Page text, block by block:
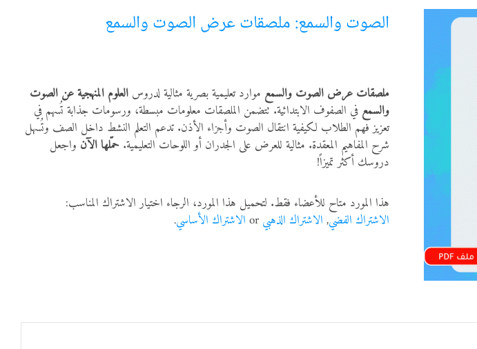
الصوت والسمع: ملصقات عرض الصوت والسمع
ملصقات عرض الصوت والسمع موارد تعليمية بصرية مثالية لدروس العلوم المنهجية عن الصوت
والسمع في الصفوف الابتدائية. تتضمن الملصقات معلومات مبسطة، ورسومات جذابة تُسهم في
تعزيز فهم الطلاب لكيفية انتقال الصوت وأجزاء الأذن. تدعم التعلم النشط داخل الصف وتُسهل
شرح المفاهيم المعقدة. مثالية للعرض على الجدران أو اللوحات التعليمية. حمّلها الآن واجعل
دروسك أكثر تميزاً!
هذا المورد متاح للأعضاء فقط. لتحميل هذا المورد، الرجاء اختيار الاشتراك المناسب:
الاشتراك الفضي, الاشتراك الذهبي الاشتراك الأساسي.